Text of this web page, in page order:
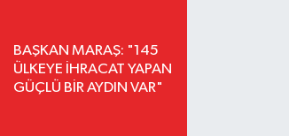
BAŞKAN MARAŞ: "145
ÜLKEYE İHRACAT YAPAN
GÜÇLÜ BİR AYDIN VAR"